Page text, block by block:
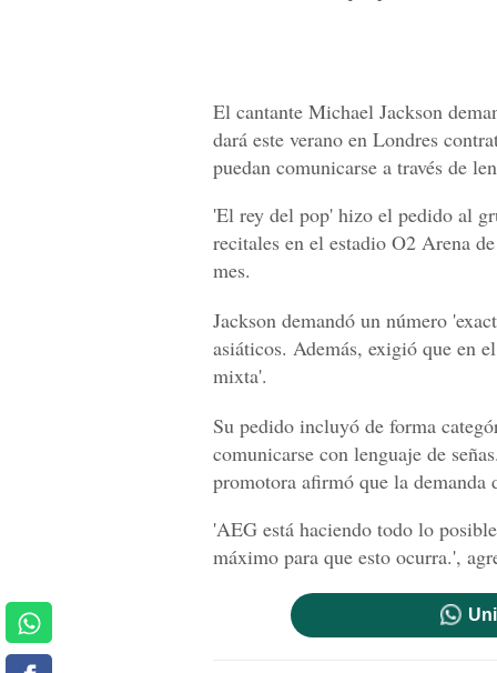
El cantante Michael Jackson
dará este verano en Londres
puedan comunicarse a través de
'El rey del pop' hizo el pedido al
recitales en el estadio O2 Arena
mes.
Jackson demandó un número
asiáticos. Además, exigió que en
mixta'.
Su pedido incluyó de forma
comunicarse con lenguaje de
promotora afirmó que la demanda
'AEG está haciendo todo lo
máximo para que esto ocurra.',